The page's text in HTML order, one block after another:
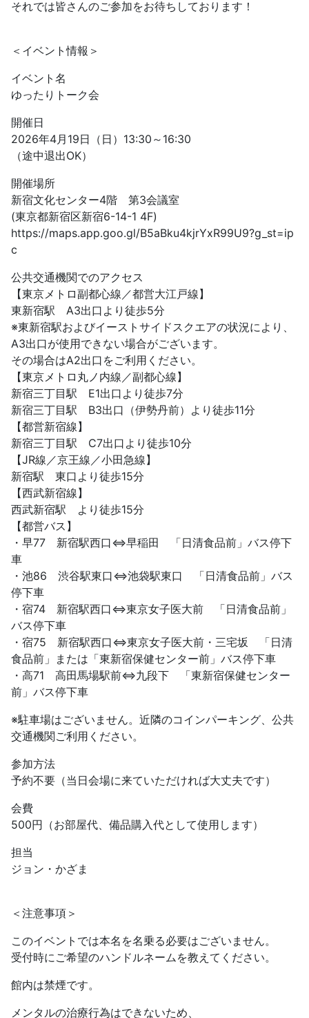
それでは皆さんのご参加をお待ちしております！
＜イベント情報＞
イベント名
ゆったりトーク会
開催日
2026年4月19日（日）13:30～16:30
（途中退出OK）
開催場所
新宿文化センター4階 第3会議室
(東京都新宿区新宿6-14-1 4F)
https://maps.app.goo.gl/B5aBku4kjrYxR99U9?g_st=ip
c
公共交通機関でのアクセス
【東京メトロ副都心線／都営大江戸線】
東新宿駅 A3出口より徒歩5分
※東新宿駅およびイーストサイドスクエアの状況により、
A3出口が使用できない場合がございます。
その場合はA2出口をご利用ください。
【東京メトロ丸ノ内線／副都心線】
新宿三丁目駅 E1出口より徒歩7分
新宿三丁目駅 B3出口（伊勢丹前）より徒歩11分
【都営新宿線】
新宿三丁目駅 C7出口より徒歩10分
【JR線／京王線／小田急線】
新宿駅 東口より徒歩15分
【西武新宿線】
西武新宿駅 より徒歩15分
【都営バス】
・早77 新宿駅西口⇔早稲田 「日清食品前」バス停下
車
・池86 渋谷駅東口⇔池袋駅東口 「日清食品前」バス
停下車
・宿74 新宿駅西口⇔東京女子医大前 「日清食品前」
バス停下車
・宿75 新宿駅西口⇔東京女子医大前・三宅坂 「日清
食品前」または「東新宿保健センター前」バス停下車
・高71 高田馬場駅前⇔九段下 「東新宿保健センター
前」バス停下車
※駐車場はございません。近隣のコインパーキング、公共
交通機関ご利用ください。
参加方法
予約不要（当日会場に来ていただければ大丈夫です）
会費
500円（お部屋代、備品購入代として使用します）
担当
ジョン・かざま
＜注意事項＞
このイベントでは本名を名乗る必要はございません。
受付時にご希望のハンドルネームを教えてください。
館内は禁煙です。
メンタルの治療行為はできないため、